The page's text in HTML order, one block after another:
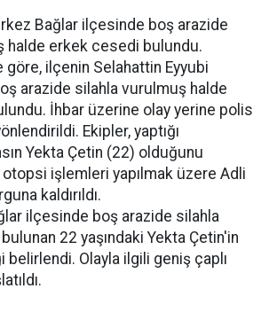
Bağlar ilçesinde boş arazide
halde erkek cesedi bulundu.
göre, ilçenin Selahattin Eyyubi
arazide silahla vurulmuş halde
İhbar üzerine olay yerine polis
Ekipler, yaptığı
Yekta Çetin (22) olduğunu
işlemleri yapılmak üzere Adli
kaldırıldı.
ilçesinde boş arazide silahla
22 yaşındaki Yekta Çetin'in
belirlendi. Olayla ilgili geniş çaplı